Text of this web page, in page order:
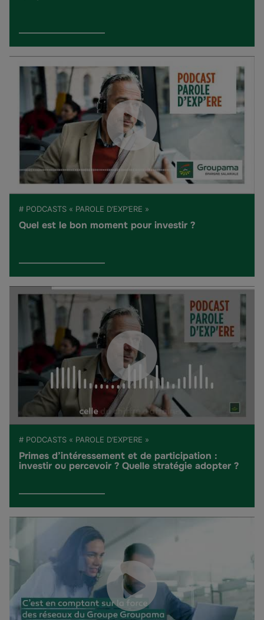
# PODCASTS « PAROLE D’EXP’ERE »
Quel est le bon moment pour investir ?
# PODCASTS « PAROLE D’EXP’ERE »
Primes d’intéressement et de participation :
investir ou percevoir ? Quelle stratégie adopter ?